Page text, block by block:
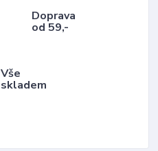
Doprava
od 59,-
Vše
skladem